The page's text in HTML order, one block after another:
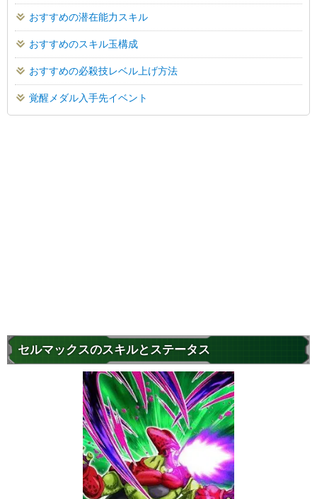
おすすめの潜在能力スキル
おすすめのスキル玉構成
おすすめの必殺技レベル上げ方法
覚醒メダル入手先イベント
セルマックスのスキルとステータス